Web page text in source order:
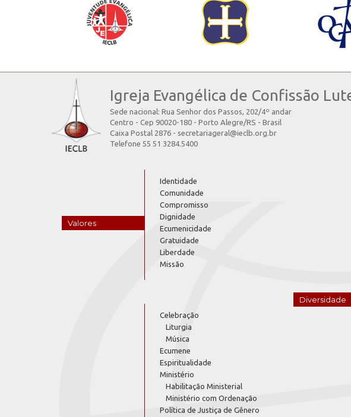
Igreja Evangélica de Confissão
Sede nacional: Rua Senhor dos Passos, 202/4º andar
Centro - Cep 90020-180 - Porto Alegre/RS - Brasil
Caixa Postal 2876 - secretariageral@ieclb.org.br
Telefone 55 51 3284.5400
Valores
Identidade
Comunidade
Compromisso
Dignidade
Ecumenicidade
Gratuidade
Liberdade
Missão
Celebração
Liturgia
Música
Ecumene
Espiritualidade
Ministério
Habilitação Ministerial
Ministério com Ordenação
Política de Justiça de Gênero
Diversidade